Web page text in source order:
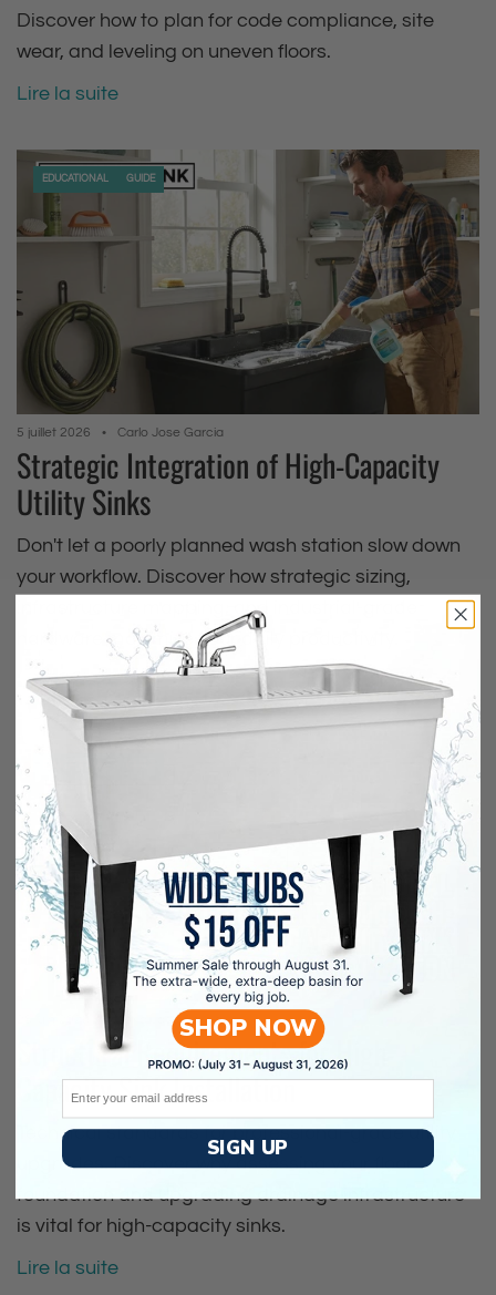
Discover how to plan for code compliance, site
wear, and leveling on uneven floors.
Lire la suite
EDUCATIONAL GUIDE
5 juillet 2026 Carlo Jose Garcia
Strategic Integration of High-Capacity
Utility Sinks
Don't let a poorly planned wash station slow down
your workflow. Discover how strategic sizing,
infrastructure mapping, and industrial-grade
hardware maximize your daily productivity.
Lire la suite
EDUCATIONAL
Carlo Jose Garcia
Structural Requirements for High-
Capacity Sink Installation
Technical standards for professional-grade utility
upgrades. Discover why assessing your floor
foundation and upgrading drainage infrastructure
is vital for high-capacity sinks.
Lire la suite
SHOP NOW
SIGN UP